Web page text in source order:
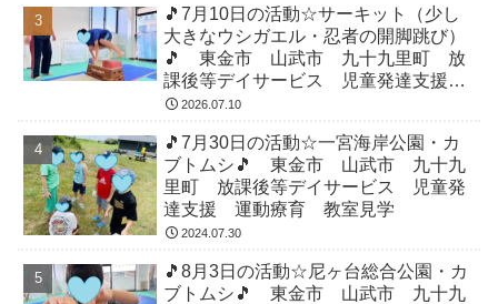
🎵7月10日の活動☆サーキット（少し
大きなウシガエル・忍者の開脚跳び）
🎵 東金市 山武市 九十九里町 放
課後等デイサービス 児童発達支援
運動療育 教室見学
2026.07.10
🎵7月30日の活動☆一宮海岸公園・カ
ブトムシ🎵 東金市 山武市 九十九
里町 放課後等デイサービス 児童発
達支援 運動療育 教室見学
2024.07.30
🎵8月3日の活動☆尼ヶ台総合公園・カ
ブトムシ🎵 東金市 山武市 九十九